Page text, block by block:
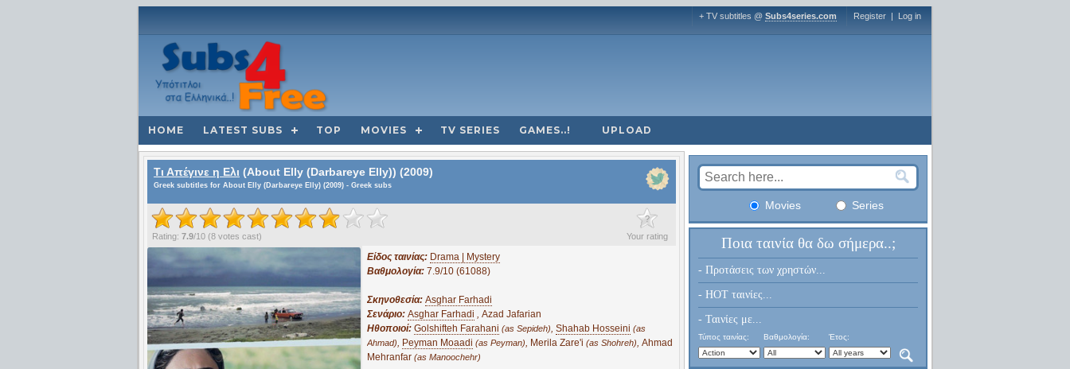
+ TV subtitles @ Subs4series.com Register | Log in
HOME LATEST SUBS TOP MOVIES TV SERIES GAMES..! UPLOAD
Τι Απέγινε η Ελι (About Elly (Darbareye Elly)) (2009)
Greek subtitles for About Elly (Darbareye Elly) (2009) - Greek subs
?
Your rating
Rating: 7.9/10 (8 votes cast)
Είδος ταινίας: Drama | Mystery
Βαθμολογία: 7.9/10 (61088)
Σκηνοθεσία: Asghar Farhadi
Σενάριο: Asghar Farhadi , Azad Jafarian
Ηθοποιοί: Golshifteh Farahani (as Sepideh), Shahab Hosseini (as
Ahmad), Peyman Moaadi (as Peyman), Merila Zare'i (as Shohreh), Ahmad
Mehranfar (as Manoochehr)
Movies Series
Ποια ταινία θα δω σήμερα..;
- Προτάσεις των χρηστών...
- HOT ταινίες...
- Ταινίες με...
Τύπος ταινίας: Βαθμολογία: Έτος: